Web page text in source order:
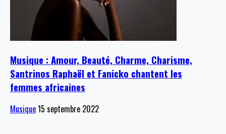
Musique : Amour, Beauté, Charme, Charisme,
Santrinos Raphaël et Fanicko chantent les
femmes africaines
Musique15 septembre 2022